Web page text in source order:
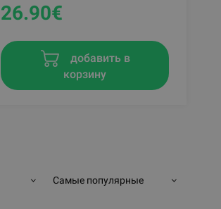
26.90€
добавить в
корзину
Самые популярные